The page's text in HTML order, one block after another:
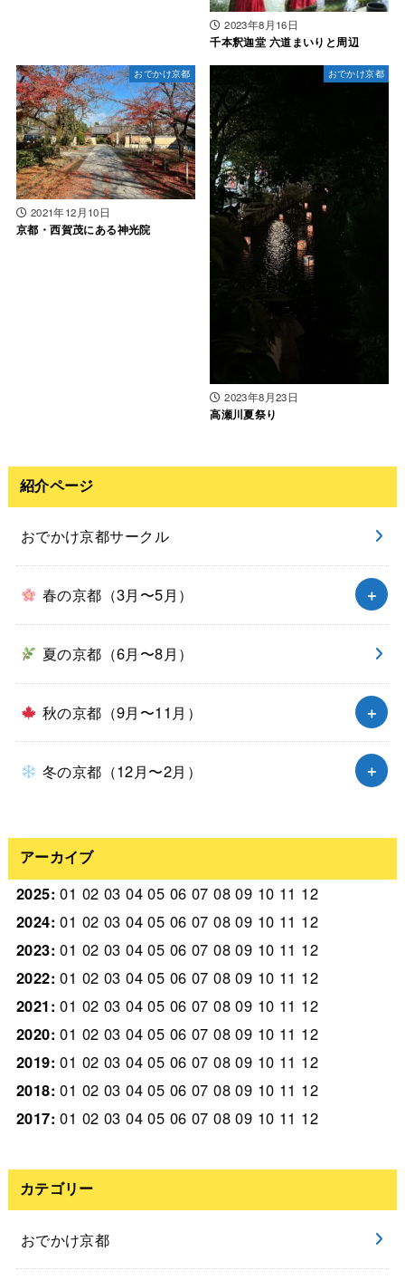
2023年8月16日
千本釈迦堂 六道まいりと周辺
おでかけ京都
2021年12月10日
京都・西賀茂にある神光院
おでかけ京都
2023年8月23日
高瀬川夏祭り
紹介ページ
おでかけ京都サークル
春の京都（3月〜5月）
夏の京都（6月〜8月）
秋の京都（9月〜11月）
冬の京都（12月〜2月）
アーカイブ
2025:01 02 03 04 05 06 07 08 09 10 11 12
2024:01 02 03 04 05 06 07 08 09 10 11 12
2023:01 02 03 04 05 06 07 08 09 10 11 12
2022:01 02 03 04 05 06 07 08 09 10 11 12
2021:01 02 03 04 05 06 07 08 09 10 11 12
2020:01 02 03 04 05 06 07 08 09 10 11 12
2019:01 02 03 04 05 06 07 08 09 10 11 12
2018:01 02 03 04 05 06 07 08 09 10 11 12
2017:01 02 03 04 05 06 07 08 09 10 11 12
カテゴリー
おでかけ京都